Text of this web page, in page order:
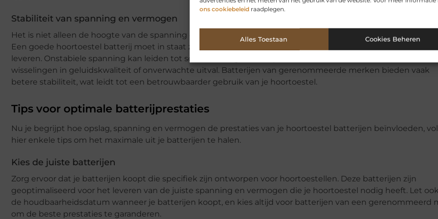
ons cookiebeleid raadplegen.
Alles Toestaan Cookies Beheren
Stabiliteit van spanning en vermogen
Het is niet alleen de hoogte van de spanning en het vermogen die belangrijk zijn, maar ook de stabiliteit
Een goede hoortoestel batterij moet in staat zijn om gedurende zijn hele levensduur een stabiele spanning te
leveren. Onstabiele spanning kan leiden tot schommelingen in de prestaties van het hoortoestel, zoals
wisselingen in geluidskwaliteit of onverwachte uitval. Batterijen van gerenommeerde merken bieden vaak
betere stabiliteit, wat leidt tot een betrouwbaarder gebruik van je hoortoestel.
Tips voor optimale batterijprestaties
Nu je begrijpt hoe opslag, spanning en vermogen de prestaties van je hoortoestel batterijen beïnvloeden,
hier enkele tips om het maximale uit je batterijen te halen.
Kies de juiste batterijen
Zorg ervoor dat je batterijen koopt die specifiek zijn ontworpen voor hoortoestellen. Deze batterijen zijn
geoptimaliseerd voor het leveren van de juiste spanning en vermogen die je hoortoestel nodig heeft. Let
de houdbaarheidsdatum wanneer je batterijen koopt, en kies altijd voor batterijen van een gerenommeerd
om de beste prestaties te garanderen.